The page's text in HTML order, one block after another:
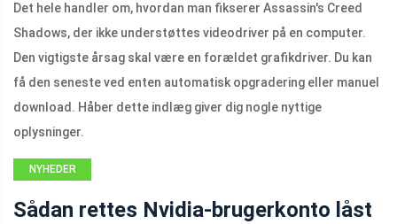
Det hele handler om, hvordan man fikserer Assassin's Creed
Shadows, der ikke understøttes videodriver på en computer.
Den vigtigste årsag skal være en forældet grafikdriver. Du kan
få den seneste ved enten automatisk opgradering eller manuel
download. Håber dette indlæg giver dig nogle nyttige
oplysninger.
NYHEDER
Sådan rettes Nvidia-brugerkonto låst